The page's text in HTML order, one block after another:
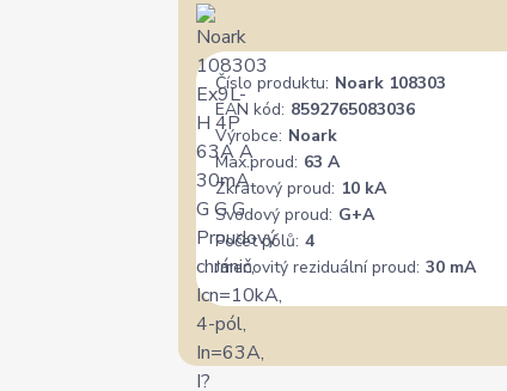
Číslo produktu: Noark 108303
EAN kód: 8592765083036
Výrobce: Noark
Max.proud: 63 A
Zkratový proud: 10 kA
Svodový proud: G+A
Počet pólů: 4
Jmenovitý reziduální proud: 30 mA